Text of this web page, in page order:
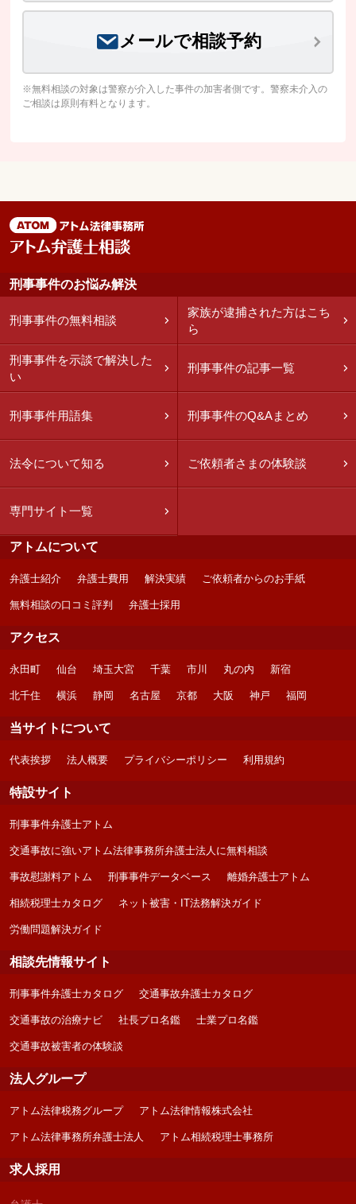
メールで相談予約
※無料相談の対象は警察が介入した事件の加害者側です。警察未介入の
ご相談は原則有料となります。
刑事事件のお悩み解決
刑事事件の無料相談
家族が逮捕された方はこち
ら
刑事事件を示談で解決した
い
刑事事件の記事一覧
刑事事件用語集 刑事事件のQ&Aまとめ
法令について知る ご依頼者さまの体験談
専門サイト一覧
アトムについて
弁護士紹介 弁護士費用 解決実績 ご依頼者からのお手紙
無料相談の口コミ評判 弁護士採用
アクセス
永田町 仙台 埼玉大宮 千葉 市川 丸の内 新宿
北千住 横浜 静岡 名古屋 京都 大阪 神戸 福岡
当サイトについて
代表挨拶 法人概要 プライバシーポリシー 利用規約
特設サイト
刑事事件弁護士アトム
交通事故に強いアトム法律事務所弁護士法人に無料相談
事故慰謝料アトム 刑事事件データベース 離婚弁護士アトム
相続税理士カタログ ネット被害・IT法務解決ガイド
労働問題解決ガイド
相談先情報サイト
刑事事件弁護士カタログ 交通事故弁護士カタログ
交通事故の治療ナビ 社長プロ名鑑 士業プロ名鑑
交通事故被害者の体験談
法人グループ
アトム法律税務グループ アトム法律情報株式会社
アトム法律事務所弁護士法人 アトム相続税理士事務所
求人採用